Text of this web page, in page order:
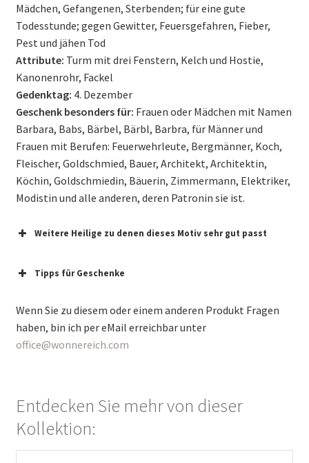
Mädchen, Gefangenen, Sterbenden; für eine gute
Todesstunde; gegen Gewitter, Feuersgefahren, Fieber,
Pest und jähen Tod
Attribute: Turm mit drei Fenstern, Kelch und Hostie,
Kanonenrohr, Fackel
Gedenktag: 4. Dezember
Geschenk besonders für: Frauen oder Mädchen mit Namen
Barbara, Babs, Bärbel, Bärbl, Barbra, für Männer und
Frauen mit Berufen: Feuerwehrleute, Bergmänner, Koch,
Fleischer, Goldschmied, Bauer, Architekt, Architektin,
Köchin, Goldschmiedin, Bäuerin, Zimmermann, Elektriker,
Modistin und alle anderen, deren Patronin sie ist.
Weitere Heilige zu denen dieses Motiv sehr gut passt
Tipps für Geschenke
Wenn Sie zu diesem oder einem anderen Produkt Fragen
haben, bin ich per eMail erreichbar unter
office@wonnereich.com
Entdecken Sie mehr von dieser
Kollektion: